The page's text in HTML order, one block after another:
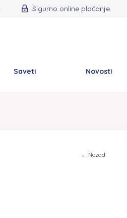
Sigurno online plaćanje
Saveti Novosti
← Nazad